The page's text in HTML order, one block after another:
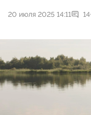
20 июля 2025 14:11 14